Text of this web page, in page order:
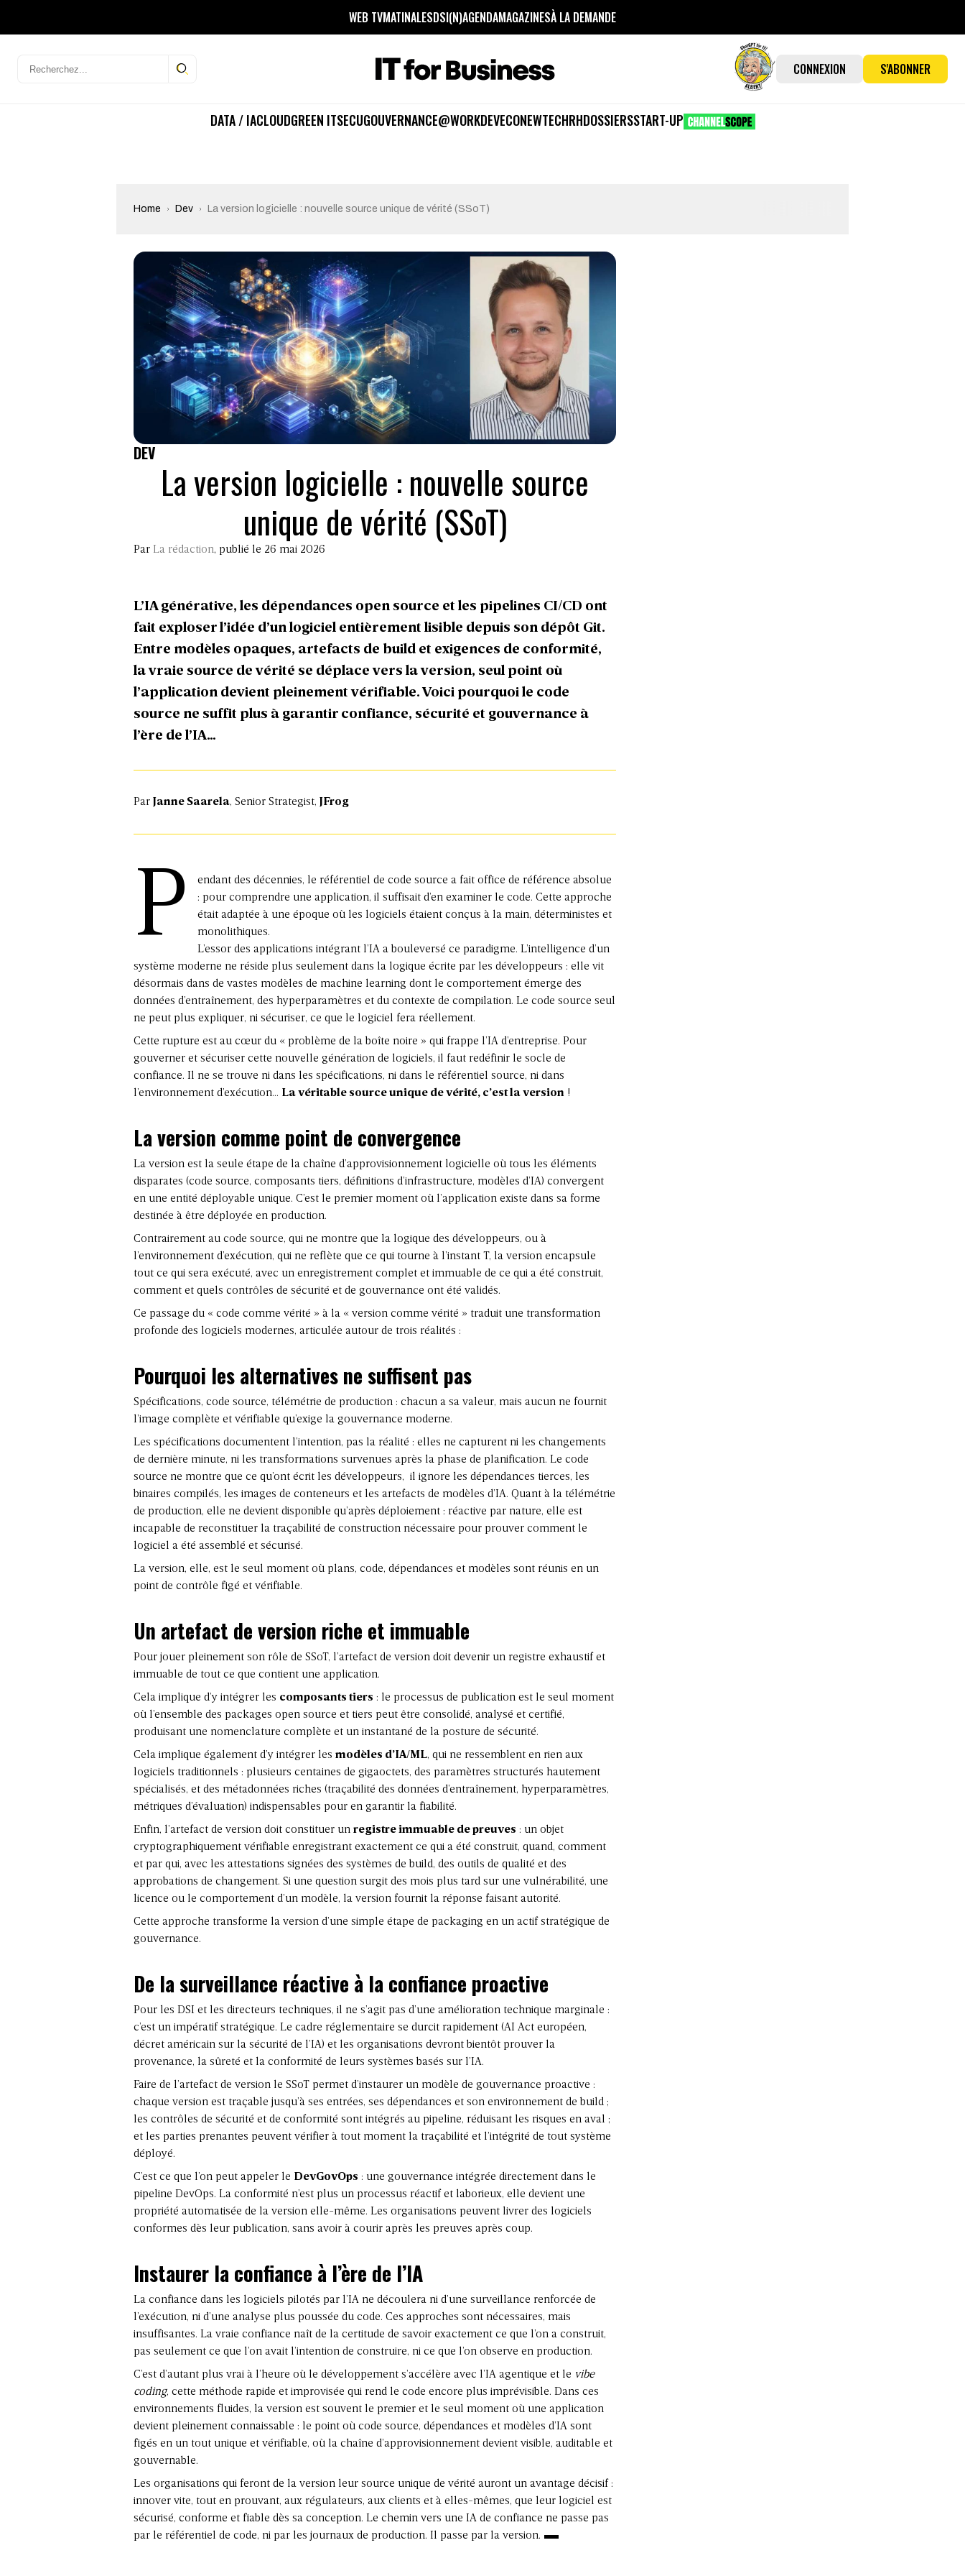
WEB TVMATINALESDSI(N)AGENDAMAGAZINESÀ LA DEMANDE
CONNEXION S'ABONNER
DATA / IACLOUDGREEN ITSECUGOUVERNANCE@WORKDEVECONEWTECHRHDOSSIERSSTART-UP
Home Dev La version logicielle : nouvelle source unique de vérité (SSoT)
DEV
La version logicielle : nouvelle source
unique de vérité (SSoT)
Par La rédaction, publié le 26 mai 2026
L’IA générative, les dépendances open source et les pipelines CI/CD ont
fait exploser l’idée d’un logiciel entièrement lisible depuis son dépôt Git.
Entre modèles opaques, artefacts de build et exigences de conformité,
la vraie source de vérité se déplace vers la version, seul point où
l’application devient pleinement vérifiable. Voici pourquoi le code
source ne suffit plus à garantir confiance, sécurité et gouvernance à
l’ère de l’IA…
Par Janne Saarela, Senior Strategist, JFrog
P
endant des décennies, le référentiel de code source a fait office de référence absolue
: pour comprendre une application, il suffisait d’en examiner le code. Cette approche
était adaptée à une époque où les logiciels étaient conçus à la main, déterministes et
monolithiques.
L’essor des applications intégrant l’IA a bouleversé ce paradigme. L’intelligence d’un
système moderne ne réside plus seulement dans la logique écrite par les développeurs : elle vit
désormais dans de vastes modèles de machine learning dont le comportement émerge des
données d’entraînement, des hyperparamètres et du contexte de compilation. Le code source seul
ne peut plus expliquer, ni sécuriser, ce que le logiciel fera réellement.
Cette rupture est au cœur du « problème de la boîte noire » qui frappe l’IA d’entreprise. Pour
gouverner et sécuriser cette nouvelle génération de logiciels, il faut redéfinir le socle de
confiance. Il ne se trouve ni dans les spécifications, ni dans le référentiel source, ni dans
l’environnement d’exécution… La véritable source unique de vérité, c’est la version !
La version comme point de convergence
La version est la seule étape de la chaîne d’approvisionnement logicielle où tous les éléments
disparates (code source, composants tiers, définitions d’infrastructure, modèles d’IA) convergent
en une entité déployable unique. C’est le premier moment où l’application existe dans sa forme
destinée à être déployée en production.
Contrairement au code source, qui ne montre que la logique des développeurs, ou à
l’environnement d’exécution, qui ne reflète que ce qui tourne à l’instant T, la version encapsule
tout ce qui sera exécuté, avec un enregistrement complet et immuable de ce qui a été construit,
comment et quels contrôles de sécurité et de gouvernance ont été validés.
Ce passage du « code comme vérité » à la « version comme vérité » traduit une transformation
profonde des logiciels modernes, articulée autour de trois réalités :
Pourquoi les alternatives ne suffisent pas
Spécifications, code source, télémétrie de production : chacun a sa valeur, mais aucun ne fournit
l’image complète et vérifiable qu’exige la gouvernance moderne.
Les spécifications documentent l’intention, pas la réalité : elles ne capturent ni les changements
de dernière minute, ni les transformations survenues après la phase de planification. Le code
source ne montre que ce qu’ont écrit les développeurs, il ignore les dépendances tierces, les
binaires compilés, les images de conteneurs et les artefacts de modèles d’IA. Quant à la télémétrie
de production, elle ne devient disponible qu’après déploiement : réactive par nature, elle est
incapable de reconstituer la traçabilité de construction nécessaire pour prouver comment le
logiciel a été assemblé et sécurisé.
La version, elle, est le seul moment où plans, code, dépendances et modèles sont réunis en un
point de contrôle figé et vérifiable.
Un artefact de version riche et immuable
Pour jouer pleinement son rôle de SSoT, l’artefact de version doit devenir un registre exhaustif et
immuable de tout ce que contient une application.
Cela implique d’y intégrer les composants tiers : le processus de publication est le seul moment
où l’ensemble des packages open source et tiers peut être consolidé, analysé et certifié,
produisant une nomenclature complète et un instantané de la posture de sécurité.
Cela implique également d’y intégrer les modèles d’IA/ML, qui ne ressemblent en rien aux
logiciels traditionnels : plusieurs centaines de gigaoctets, des paramètres structurés hautement
spécialisés, et des métadonnées riches (traçabilité des données d’entraînement, hyperparamètres,
métriques d’évaluation) indispensables pour en garantir la fiabilité.
Enfin, l’artefact de version doit constituer un registre immuable de preuves : un objet
cryptographiquement vérifiable enregistrant exactement ce qui a été construit, quand, comment
et par qui, avec les attestations signées des systèmes de build, des outils de qualité et des
approbations de changement. Si une question surgit des mois plus tard sur une vulnérabilité, une
licence ou le comportement d’un modèle, la version fournit la réponse faisant autorité.
Cette approche transforme la version d’une simple étape de packaging en un actif stratégique de
gouvernance.
De la surveillance réactive à la confiance proactive
Pour les DSI et les directeurs techniques, il ne s’agit pas d’une amélioration technique marginale :
c’est un impératif stratégique. Le cadre réglementaire se durcit rapidement (AI Act européen,
décret américain sur la sécurité de l’IA) et les organisations devront bientôt prouver la
provenance, la sûreté et la conformité de leurs systèmes basés sur l’IA.
Faire de l’artefact de version le SSoT permet d’instaurer un modèle de gouvernance proactive :
chaque version est traçable jusqu’à ses entrées, ses dépendances et son environnement de build ;
les contrôles de sécurité et de conformité sont intégrés au pipeline, réduisant les risques en aval ;
et les parties prenantes peuvent vérifier à tout moment la traçabilité et l’intégrité de tout système
déployé.
C’est ce que l’on peut appeler le DevGovOps : une gouvernance intégrée directement dans le
pipeline DevOps. La conformité n’est plus un processus réactif et laborieux, elle devient une
propriété automatisée de la version elle-même. Les organisations peuvent livrer des logiciels
conformes dès leur publication, sans avoir à courir après les preuves après coup.
Instaurer la confiance à l’ère de l’IA
La confiance dans les logiciels pilotés par l’IA ne découlera ni d’une surveillance renforcée de
l’exécution, ni d’une analyse plus poussée du code. Ces approches sont nécessaires, mais
insuffisantes. La vraie confiance naît de la certitude de savoir exactement ce que l’on a construit,
pas seulement ce que l’on avait l’intention de construire, ni ce que l’on observe en production.
C’est d’autant plus vrai à l’heure où le développement s’accélère avec l’IA agentique et le vibe
coding, cette méthode rapide et improvisée qui rend le code encore plus imprévisible. Dans ces
environnements fluides, la version est souvent le premier et le seul moment où une application
devient pleinement connaissable : le point où code source, dépendances et modèles d’IA sont
figés en un tout unique et vérifiable, où la chaîne d’approvisionnement devient visible, auditable et
gouvernable.
Les organisations qui feront de la version leur source unique de vérité auront un avantage décisif :
innover vite, tout en prouvant, aux régulateurs, aux clients et à elles-mêmes, que leur logiciel est
sécurisé, conforme et fiable dès sa conception. Le chemin vers une IA de confiance ne passe pas
par le référentiel de code, ni par les journaux de production. Il passe par la version.